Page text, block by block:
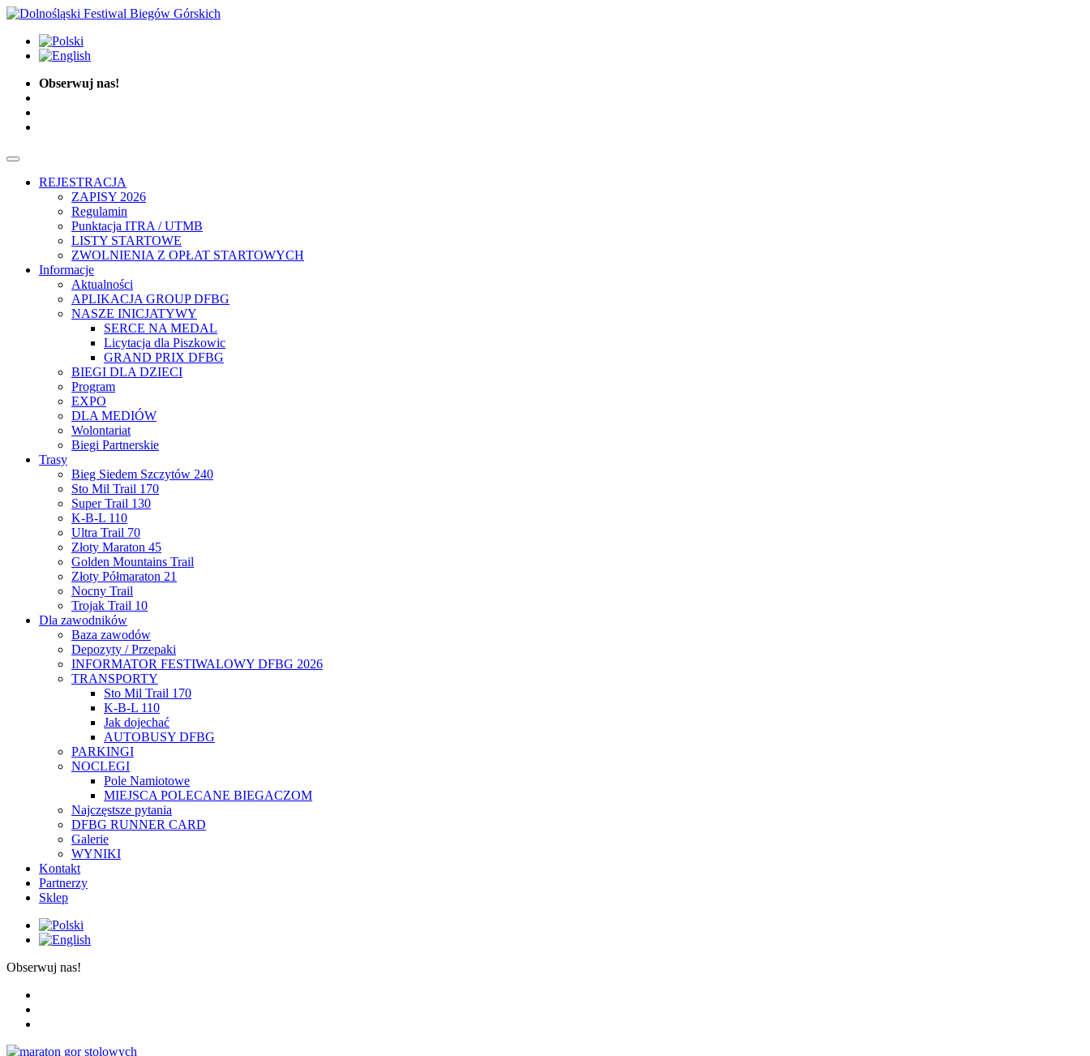
Obserwuj nas!
REJESTRACJA
ZAPISY 2026
Regulamin
Punktacja ITRA / UTMB
LISTY STARTOWE
ZWOLNIENIA Z OPŁAT STARTOWYCH
Informacje
Aktualności
APLIKACJA GROUP DFBG
NASZE INICJATYWY
SERCE NA MEDAL
Licytacja dla Piszkowic
GRAND PRIX DFBG
BIEGI DLA DZIECI
Program
EXPO
DLA MEDIÓW
Wolontariat
Biegi Partnerskie
Trasy
Bieg Siedem Szczytów 240
Sto Mil Trail 170
Super Trail 130
K-B-L 110
Ultra Trail 70
Złoty Maraton 45
Golden Mountains Trail
Złoty Półmaraton 21
Nocny Trail
Trojak Trail 10
Dla zawodników
Baza zawodów
Depozyty / Przepaki
INFORMATOR FESTIWALOWY DFBG 2026
TRANSPORTY
Sto Mil Trail 170
K-B-L 110
Jak dojechać
AUTOBUSY DFBG
PARKINGI
NOCLEGI
Pole Namiotowe
MIEJSCA POLECANE BIEGACZOM
Najczęstsze pytania
DFBG RUNNER CARD
Galerie
WYNIKI
Kontakt
Partnerzy
Sklep
Obserwuj nas!